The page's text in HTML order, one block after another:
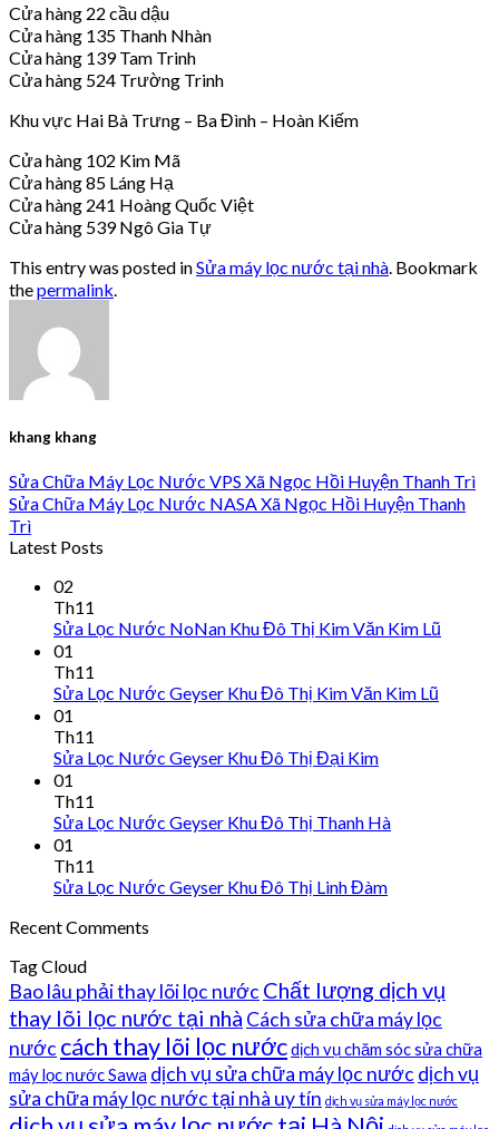
Cửa hàng 22 cầu dậu
Cửa hàng 135 Thanh Nhàn
Cửa hàng 139 Tam Trinh
Cửa hàng 524 Trường Trinh
Khu vực Hai Bà Trưng – Ba Đình – Hoàn Kiếm
Cửa hàng 102 Kim Mã
Cửa hàng 85 Láng Hạ
Cửa hàng 241 Hoàng Quốc Việt
Cửa hàng 539 Ngô Gia Tự
This entry was posted inSửa máy lọc nước tại nhà . Bookmark
thepermalink
khang khang
Sửa Chữa Máy Lọc Nước VPS Xã Ngọc Hồi Huyện Thanh Trì
Sửa Chữa Máy Lọc Nước NASA Xã Ngọc Hồi Huyện Thanh
Trì
Latest Posts
02
Th11
Sửa Lọc Nước NoNan Khu Đô Thị Kim Văn Kim Lũ
01
Th11
Sửa Lọc Nước Geyser Khu Đô Thị Kim Văn Kim Lũ
01
Th11
Sửa Lọc Nước Geyser Khu Đô Thị Đại Kim
01
Th11
Sửa Lọc Nước Geyser Khu Đô Thị Thanh Hà
01
Th11
Sửa Lọc Nước Geyser Khu Đô Thị Linh Đàm
Recent Comments
Tag Cloud
Bao lâu phải thay lõi lọc nước Chất lượng dịch vụ
thay lõi lọc nước tại nhà Cách sửa chữa máy lọc
nước cách thay lõi lọc nướcdịch vụ chăm sóc sửa chữa
máy lọc nước Sawa dịch vụ sửa chữa máy lọc nước dịch vụ
sửa chữa máy lọc nước tại nhà uy tín dịch vụ sửa máy lọc nước